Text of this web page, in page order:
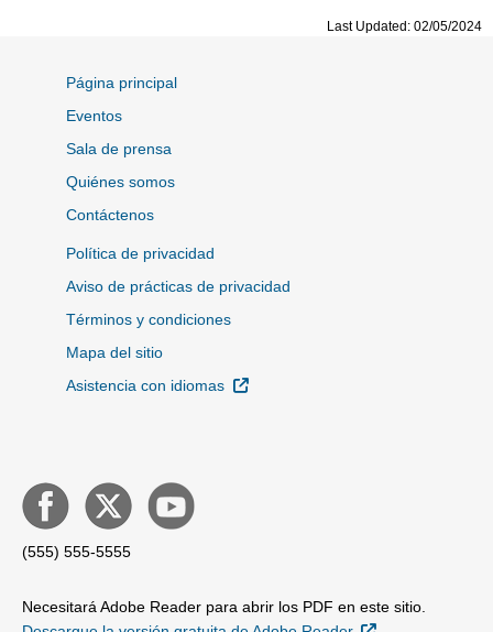
Last Updated: 02/05/2024
Página principal
Eventos
Sala de prensa
Quiénes somos
Contáctenos
Política de privacidad
Aviso de prácticas de privacidad
Términos y condiciones
Mapa del sitio
Asistencia con idiomas
Sitio Externo
(555) 555-5555
Necesitará Adobe Reader para abrir los PDF en este sitio.